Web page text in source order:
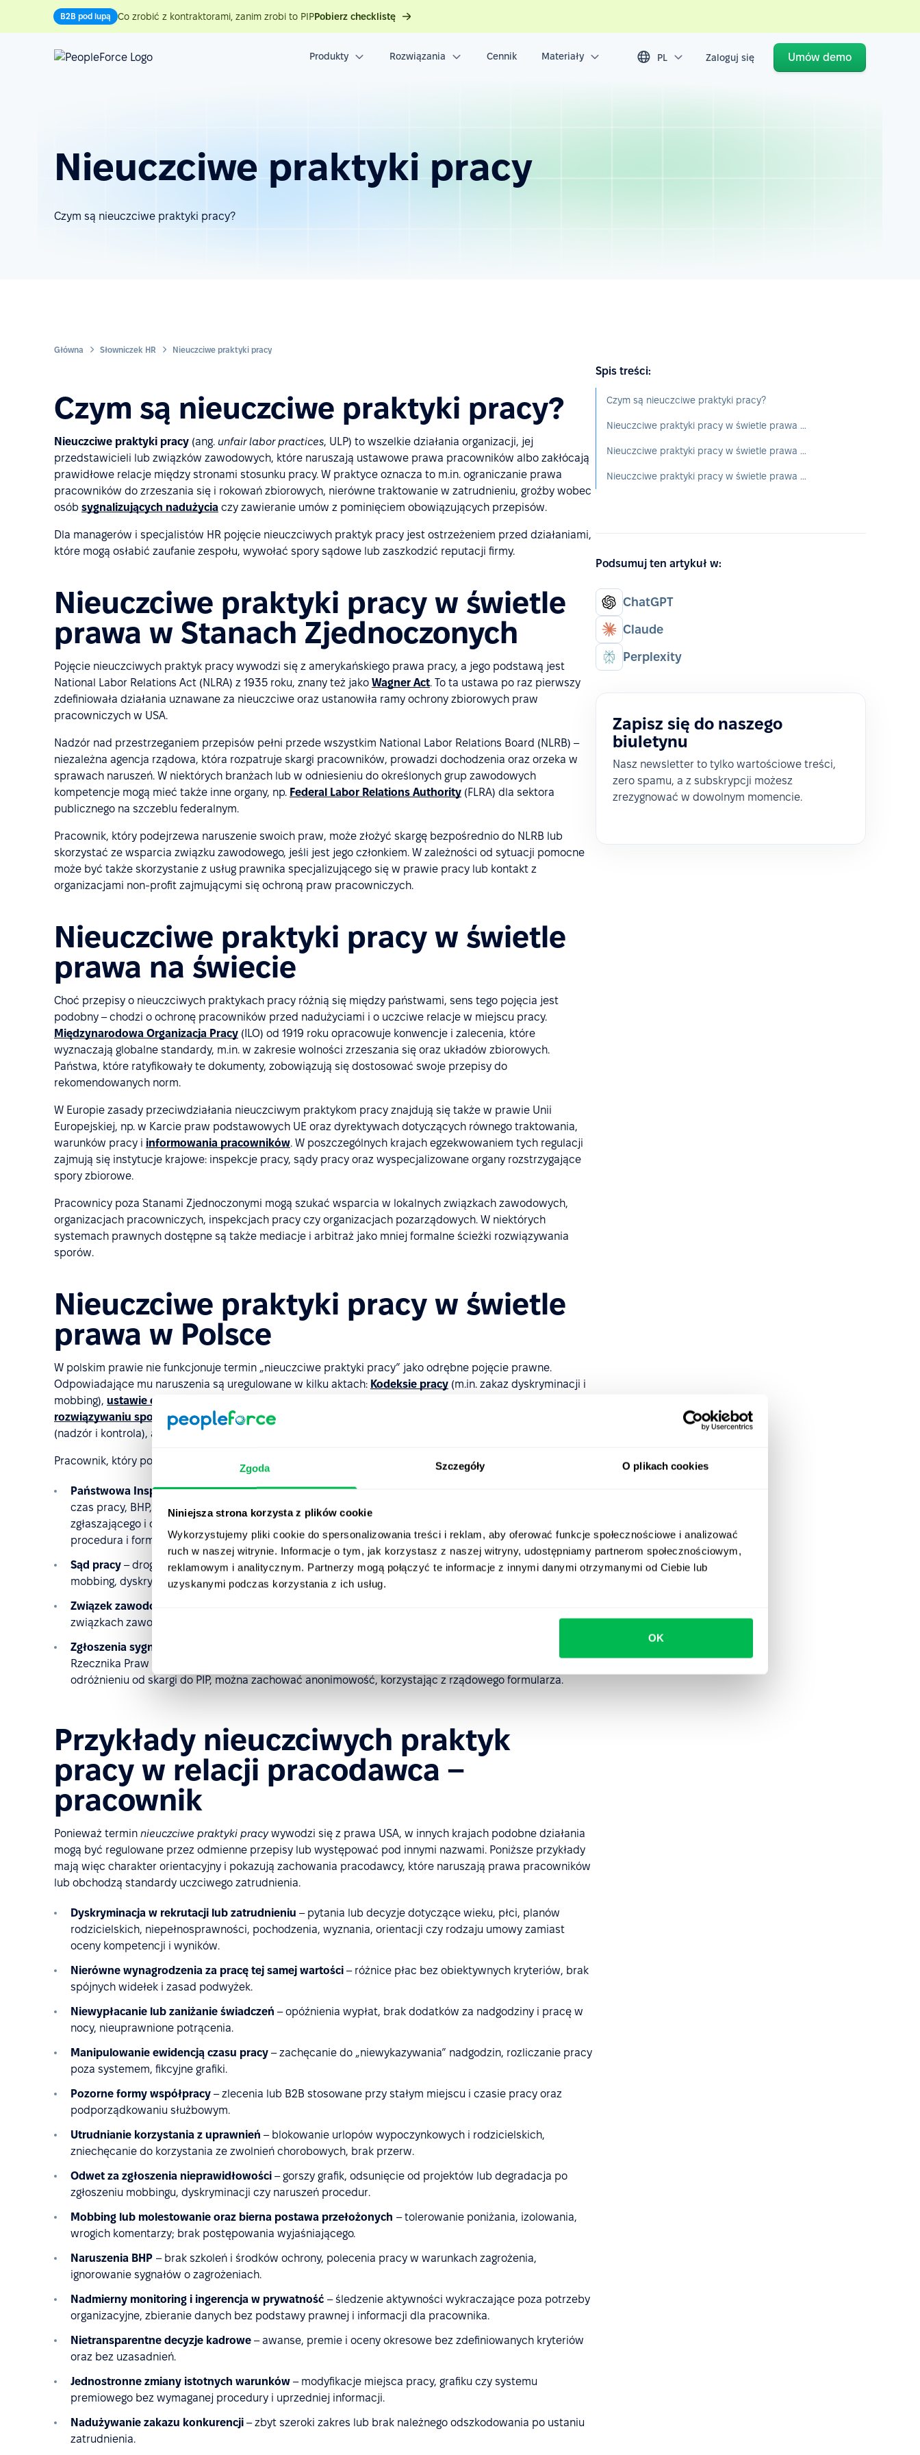
Zgoda Szczegóły O plikach cookies
Niniejsza strona korzysta z plików cookie
Wykorzystujemy pliki cookie do spersonalizowania treści i reklam, aby oferować funkcje społecznościowe i analizować
ruch w naszej witrynie. Informacje o tym, jak korzystasz z naszej witryny, udostępniamy partnerom społecznościowym,
reklamowym i analitycznym. Partnerzy mogą połączyć te informacje z innymi danymi otrzymanymi od Ciebie lub
uzyskanymi podczas korzystania z ich usług.
OK
B2B pod lupą Co zrobić z kontraktorami, zanim zrobi to PIPPobierz checklistę
Produkty Rozwiązania Cennik Materiały PL Zaloguj się Umów demo
Nieuczciwe praktyki pracy
Czym są nieuczciwe praktyki pracy?
Główna Słowniczek HR Nieuczciwe praktyki pracy
Czym są nieuczciwe praktyki pracy?
Nieuczciwe praktyki pracy (ang. unfair labor practices, ULP) to wszelkie działania organizacji, jej
przedstawicieli lub związków zawodowych, które naruszają ustawowe prawa pracowników albo zakłócają
prawidłowe relacje między stronami stosunku pracy. W praktyce oznacza to m.in. ograniczanie prawa
pracowników do zrzeszania się i rokowań zbiorowych, nierówne traktowanie w zatrudnieniu, groźby wobec
osób sygnalizujących nadużycia czy zawieranie umów z pominięciem obowiązujących przepisów.
Dla managerów i specjalistów HR pojęcie nieuczciwych praktyk pracy jest ostrzeżeniem przed działaniami,
które mogą osłabić zaufanie zespołu, wywołać spory sądowe lub zaszkodzić reputacji firmy.
Nieuczciwe praktyki pracy w świetle
prawa w Stanach Zjednoczonych
Pojęcie nieuczciwych praktyk pracy wywodzi się z amerykańskiego prawa pracy, a jego podstawą jest
National Labor Relations Act (NLRA) z 1935 roku, znany też jako Wagner Act. To ta ustawa po raz pierwszy
zdefiniowała działania uznawane za nieuczciwe oraz ustanowiła ramy ochrony zbiorowych praw
pracowniczych w USA.
Nadzór nad przestrzeganiem przepisów pełni przede wszystkim National Labor Relations Board (NLRB) –
niezależna agencja rządowa, która rozpatruje skargi pracowników, prowadzi dochodzenia oraz orzeka w
sprawach naruszeń. W niektórych branżach lub w odniesieniu do określonych grup zawodowych
kompetencje mogą mieć także inne organy, np. Federal Labor Relations Authority (FLRA) dla sektora
publicznego na szczeblu federalnym.
Pracownik, który podejrzewa naruszenie swoich praw, może złożyć skargę bezpośrednio do NLRB lub
skorzystać ze wsparcia związku zawodowego, jeśli jest jego członkiem. W zależności od sytuacji pomocne
może być także skorzystanie z usług prawnika specjalizującego się w prawie pracy lub kontakt z
organizacjami non-profit zajmującymi się ochroną praw pracowniczych.
Nieuczciwe praktyki pracy w świetle
prawa na świecie
Choć przepisy o nieuczciwych praktykach pracy różnią się między państwami, sens tego pojęcia jest
podobny – chodzi o ochronę pracowników przed nadużyciami i o uczciwe relacje w miejscu pracy.
Międzynarodowa Organizacja Pracy (ILO) od 1919 roku opracowuje konwencje i zalecenia, które
wyznaczają globalne standardy, m.in. w zakresie wolności zrzeszania się oraz układów zbiorowych.
Państwa, które ratyfikowały te dokumenty, zobowiązują się dostosować swoje przepisy do
rekomendowanych norm.
W Europie zasady przeciwdziałania nieuczciwym praktykom pracy znajdują się także w prawie Unii
Europejskiej, np. w Karcie praw podstawowych UE oraz dyrektywach dotyczących równego traktowania,
warunków pracy i informowania pracowników. W poszczególnych krajach egzekwowaniem tych regulacji
zajmują się instytucje krajowe: inspekcje pracy, sądy pracy oraz wyspecjalizowane organy rozstrzygające
spory zbiorowe.
Pracownicy poza Stanami Zjednoczonymi mogą szukać wsparcia w lokalnych związkach zawodowych,
organizacjach pracowniczych, inspekcjach pracy czy organizacjach pozarządowych. W niektórych
systemach prawnych dostępne są także mediacje i arbitraż jako mniej formalne ścieżki rozwiązywania
sporów.
Nieuczciwe praktyki pracy w świetle
prawa w Polsce
W polskim prawie nie funkcjonuje termin „nieuczciwe praktyki pracy” jako odrębne pojęcie prawne.
Odpowiadające mu naruszenia są uregulowane w kilku aktach: Kodeksie pracy (m.in. zakaz dyskryminacji i
mobbing), ustawie o związkach zawodowych
rozwiązywaniu sporów zbiorowych(procedura sporów i strajku),
(nadzór i kontrola), a także w ustawie o ochronie sygnalistów
Pracownik, który podejrzewa naruszenie swoich praw, ma kilka ścieżek działania:
Państwowa Inspekcja Pracy (PIP)– można złożyć skargę o naruszenie prawa pracy (np. wynagrodzenia,
czas pracy, BHP, legalność zatrudnienia). Skargi nie mogą być anonimowe; PIP wymaga podania danych
zgłaszającego i opisu sprawy. Dane pracownika nie są przekazywane pracodawcy bez zgody, a
procedura i formularze są opisane na stronie PIP.
Sąd pracy – droga sądowa w sprawach indywidualnych (np. odszkodowanie, przywrócenie do pracy,
mobbing, dyskryminacja). Tu warto rozważyć wsparcie profesjonalnego pełnomocnika.
Związek zawodowy
związkach zawodowych (m.in. ograniczenia w rozwiązywaniu umów z osobami objętymi ochroną).
Zgłoszenia sygnalistów
Rzecznika Praw Obywatelskich lub właściwego organu publicznego. Zgłoszenie da się złożyć online i w
odróżnieniu od skargi do PIP, można zachować anonimowość, korzystając z rządowego formularza.
Przykłady nieuczciwych praktyk
pracy w relacji pracodawca –
pracownik
Ponieważ termin nieuczciwe praktyki pracywywodzi się z prawa USA, w innych krajach podobne działania
mogą być regulowane przez odmienne przepisy lub występować pod innymi nazwami. Poniższe przykłady
mają więc charakter orientacyjny i pokazują zachowania pracodawcy, które naruszają prawa pracowników
lub obchodzą standardy uczciwego zatrudnienia.
Dyskryminacja w rekrutacji lub zatrudnieniu – pytania lub decyzje dotyczące wieku, płci, planów
rodzicielskich, niepełnosprawności, pochodzenia, wyznania, orientacji czy rodzaju umowy zamiast
oceny kompetencji i wyników.
Nierówne wynagrodzenia za pracę tej samej wartości – różnice płac bez obiektywnych kryteriów, brak
spójnych widełek i zasad podwyżek.
Niewypłacanie lub zaniżanie świadczeń – opóźnienia wypłat, brak dodatków za nadgodziny i pracę w
nocy, nieuprawnione potrącenia.
Manipulowanie ewidencją czasu pracy – zachęcanie do „niewykazywania” nadgodzin, rozliczanie pracy
poza systemem, fikcyjne grafiki.
Pozorne formy współpracy – zlecenia lub B2B stosowane przy stałym miejscu i czasie pracy oraz
podporządkowaniu służbowym.
Utrudnianie korzystania z uprawnień – blokowanie urlopów wypoczynkowych i rodzicielskich,
zniechęcanie do korzystania ze zwolnień chorobowych, brak przerw.
Odwet za zgłoszenia nieprawidłowości – gorszy grafik, odsunięcie od projektów lub degradacja po
zgłoszeniu mobbingu, dyskryminacji czy naruszeń procedur.
Mobbing lub molestowanie oraz bierna postawa przełożonych – tolerowanie poniżania, izolowania,
wrogich komentarzy; brak postępowania wyjaśniającego.
Naruszenia BHP – brak szkoleń i środków ochrony, polecenia pracy w warunkach zagrożenia,
ignorowanie sygnałów o zagrożeniach.
Nadmierny monitoring i ingerencja w prywatność – śledzenie aktywności wykraczające poza potrzeby
organizacyjne, zbieranie danych bez podstawy prawnej i informacji dla pracownika.
Nietransparentne decyzje kadrowe – awanse, premie i oceny okresowe bez zdefiniowanych kryteriów
oraz bez uzasadnień.
Jednostronne zmiany istotnych warunków – modyfikacje miejsca pracy, grafiku czy systemu
premiowego bez wymaganej procedury i uprzedniej informacji.
Nadużywanie zakazu konkurencji – zbyt szeroki zakres lub brak należnego odszkodowania po ustaniu
zatrudnienia.
Spis treści:
Czym są nieuczciwe praktyki pracy?
Nieuczciwe praktyki pracy w świetle prawa w Stanach Zjednoczonych
Nieuczciwe praktyki pracy w świetle prawa na świecie
Nieuczciwe praktyki pracy w świetle prawa w Polsce
Podsumuj ten artykuł w:
ChatGPT
Claude
Perplexity
Zapisz się do naszego
biuletynu
Nasz newsletter to tylko wartościowe treści,
zero spamu, a z subskrypcji możesz
zrezygnować w dowolnym momencie.